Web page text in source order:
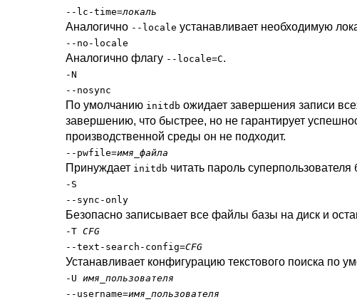
--lc-time=локаль
Аналогично --locale устанавливает необходимую
--no-locale
Аналогично флагу --locale=C.
-N
--nosync
По умолчанию initdb ожидает завершения записи
завершению, что быстрее, но не гарантирует
производственной среды он не подходит.
--pwfile=имя_файла
Принуждает initdb читать пароль
-S
--sync-only
Безопасно записывает все файлы базы на диск и
-T CFG
--text-search-config=CFG
Устанавливает конфигурацию текстового поиска по
-U имя_пользователя
--username=имя_пользователя